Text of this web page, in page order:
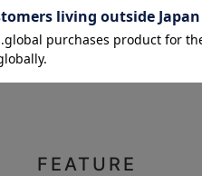
FEATURE